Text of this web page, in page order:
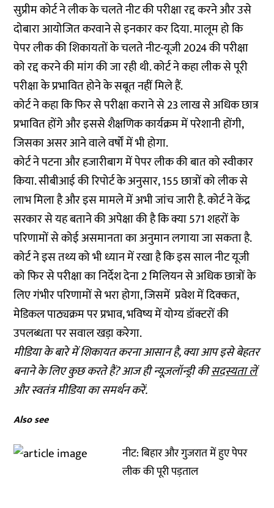
सुप्रीम कोर्ट ने लीक के चलते नीट की परीक्षा रद्द करने और उसे
दोबारा आयोजित करवाने से इनकार कर दिया. मालूम हो कि
पेपर लीक की शिकायतों के चलते नीट-यूजी 2024 की परीक्षा
को रद्द करने की मांग की जा रही थी. कोर्ट ने कहा लीक से पूरी
परीक्षा के प्रभावित होने के सबूत नहीं मिले हैं.
कोर्ट ने कहा कि फिर से परीक्षा कराने से 23 लाख से अधिक छात्र
प्रभावित होंगे और इससे शैक्षणिक कार्यक्रम में परेशानी होंगी,
जिसका असर आने वाले वर्षों में भी होगा.
कोर्ट ने पटना और हजारीबाग में पेपर लीक की बात को स्वीकार
किया. सीबीआई की रिपोर्ट के अनुसार, 155 छात्रों को लीक से
लाभ मिला है और इस मामले में अभी जांच जारी है. कोर्ट ने केंद्र
सरकार से यह बताने की अपेक्षा की है कि क्या 571 शहरों के
परिणामों से कोई असमानता का अनुमान लगाया जा सकता है.
कोर्ट ने इस तथ्य को भी ध्यान में रखा है कि इस साल नीट यूजी
को फिर से परीक्षा का निर्देश देना 2 मिलियन से अधिक छात्रों के
लिए गंभीर परिणामों से भरा होगा, जिसमें प्रवेश में दिक्कत,
मेडिकल पाठ्यक्रम पर प्रभाव, भविष्य में योग्य डॉक्टरों की
उपलब्धता पर सवाल खड़ा करेगा.
मीडिया के बारे में शिकायत करना आसान है, क्या आप इसे बेहतर
बनाने के लिए कुछ करते हैं? आज ही न्यूज़लॉन्ड्री कीसदस्यता लें
और स्वतंत्र मीडिया का समर्थन करें.
Also see
नीट: बिहार और गुजरात में हुए पेपर
लीक की पूरी पड़ताल